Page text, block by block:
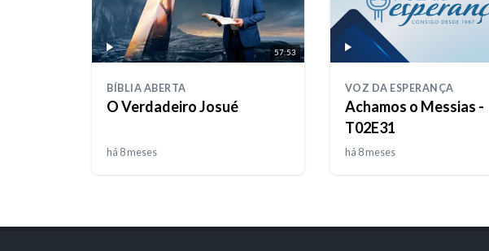
57:53
BÍBLIA ABERTA
O Verdadeiro Josué
há 8 meses
VOZ DA ESPERANÇA
Achamos o Messias -
T02E31
há 8 meses